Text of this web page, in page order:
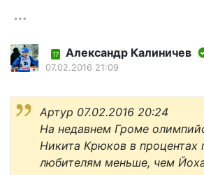
17 Александр Калиничев
07.02.2016 21:09
Артур 07.02.2016 20:24
На недавнем Громе
Никита Крюков в процентах
любителям меньше, чем